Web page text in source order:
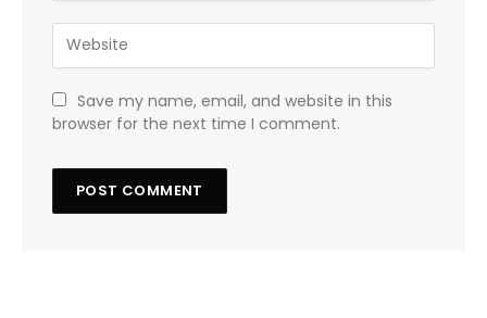
Save my name, email, and website in this
browser for the next time I comment.